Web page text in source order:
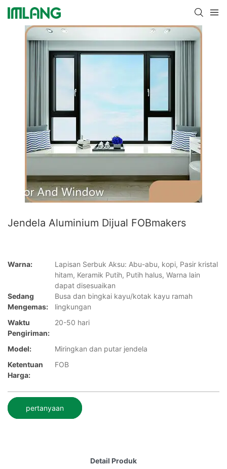
Jendela Aluminium Dijual FOBmakers
Warna:
Lapisan Serbuk Aksu: Abu-abu, kopi, Pasir kristal
hitam, Keramik Putih, Putih halus, Warna lain
dapat disesuaikan
Sedang
Mengemas:
Busa dan bingkai kayu/kotak kayu ramah
lingkungan
Waktu
Pengiriman:
20-50 hari
Model:
Miringkan dan putar jendela
Ketentuan
Harga:
FOB
pertanyaan
Detail Produk